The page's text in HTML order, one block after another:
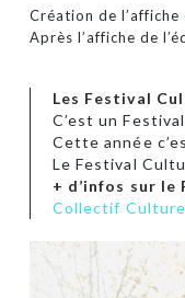
Création de
Après l’affiche de
Les Festival
C’est un
Cette année
Le Festival
+ d’infos sur le
Collectif Culture